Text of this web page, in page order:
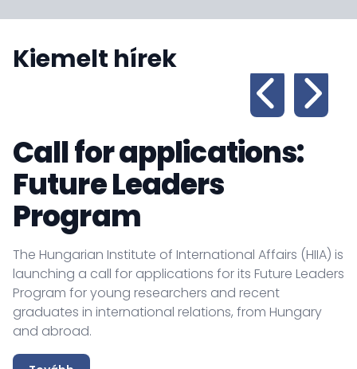
Kiemelt hírek
Call for applications:
Future Leaders
Program
The Hungarian Institute of International Affairs (HIIA) is
launching a call for applications for its Future Leaders
Program for young researchers and recent
graduates in international relations, from Hungary
and abroad.